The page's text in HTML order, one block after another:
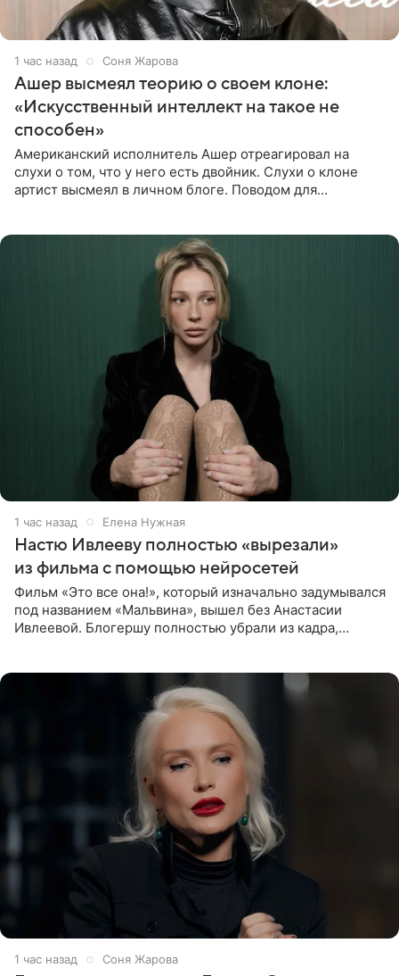
1 час назад Соня Жарова
Ашер высмеял теорию о своем клоне:
«Искусственный интеллект на такое не
способен»
Американский исполнитель Ашер отреагировал на
слухи о том, что у него есть двойник. Слухи о клоне
артист высмеял в личном блоге. Поводом для
1 час назад Елена Нужная
Настю Ивлееву полностью «вырезали»
из фильма с помощью нейросетей
Фильм «Это все она!», который изначально задумывался
под названием «Мальвина», вышел без Анастасии
Ивлеевой. Блогершу полностью убрали из кадра,
1 час назад Соня Жарова